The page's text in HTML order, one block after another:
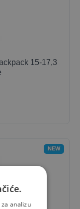
15-17,3
NEW
analizu